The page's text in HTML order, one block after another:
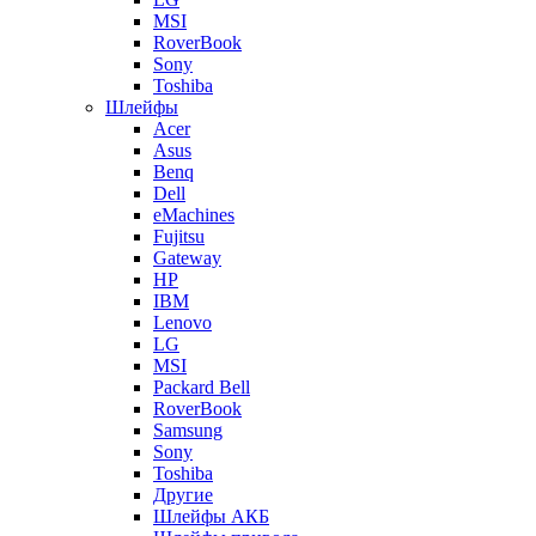
MSI
RoverBook
Sony
Toshiba
Шлейфы
Acer
Asus
Benq
Dell
eMachines
Fujitsu
Gateway
HP
IBM
Lenovo
LG
MSI
Packard Bell
RoverBook
Samsung
Sony
Toshiba
Другие
Шлейфы АКБ